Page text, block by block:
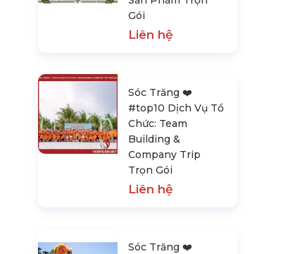
Gói
Liên hệ
Sóc Trăng ❤️️
#top10 Dịch Vụ Tổ
Chức: Team
Building &
Company Trip
Trọn Gói
Liên hệ
Sóc Trăng ❤️️